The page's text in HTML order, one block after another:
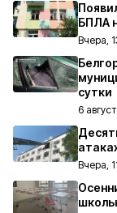
БПЛА
Вчера,
сутки
6
Вчера,